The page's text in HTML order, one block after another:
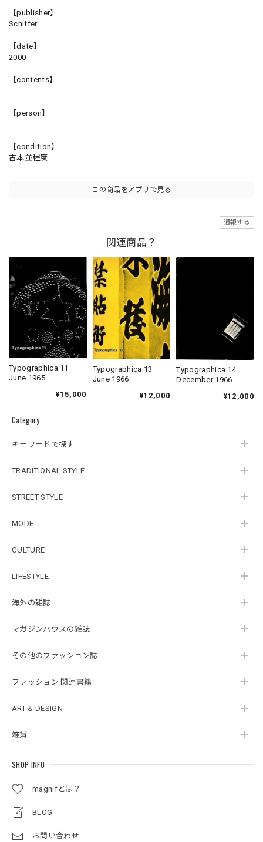
Category
キーワードで探す
TRADITIONAL STYLE
STREET STYLE
MODE
CULTURE
LIFESTYLE
海外の雑誌
マガジンハウスの雑誌
その他のファッション誌
ファッション 関連書籍
ART & DESIGN
雑貨
SHOP INFO
magnifとは？
BLOG
お問い合わせ
【publisher】
Schiffer
【date】
2000
【contents】
【person】
【condition】
古本並程度
この商品をアプリで見る
通報する
関連商品？
Typographica 11
June 1965
¥15,000
Typographica 13
June 1966
¥12,000
Typographica 14
December 1966
¥12,000